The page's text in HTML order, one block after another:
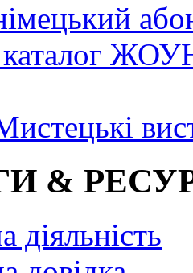
&
діяльність